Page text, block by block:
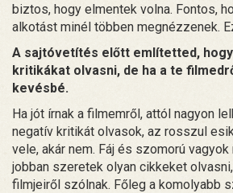
biztos, hogy elmentek volna. Fontos,
alkotást minél többen megnézzenek.
A sajtóvetítés előtt említetted,
kritikákat olvasni, de ha a te
kevésbé.
Ha jót írnak a filmemről, attól nagyon
negatív kritikát olvasok, az rosszul
vele, akár nem. Fáj és szomorú
jobban szeretek olyan cikkeket
filmjeiről szólnak. Főleg a komolyabb